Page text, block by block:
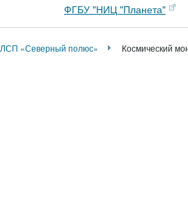
ФГБУ "НИЦ "Планета"
ЛСП «Северный полюс» Космический